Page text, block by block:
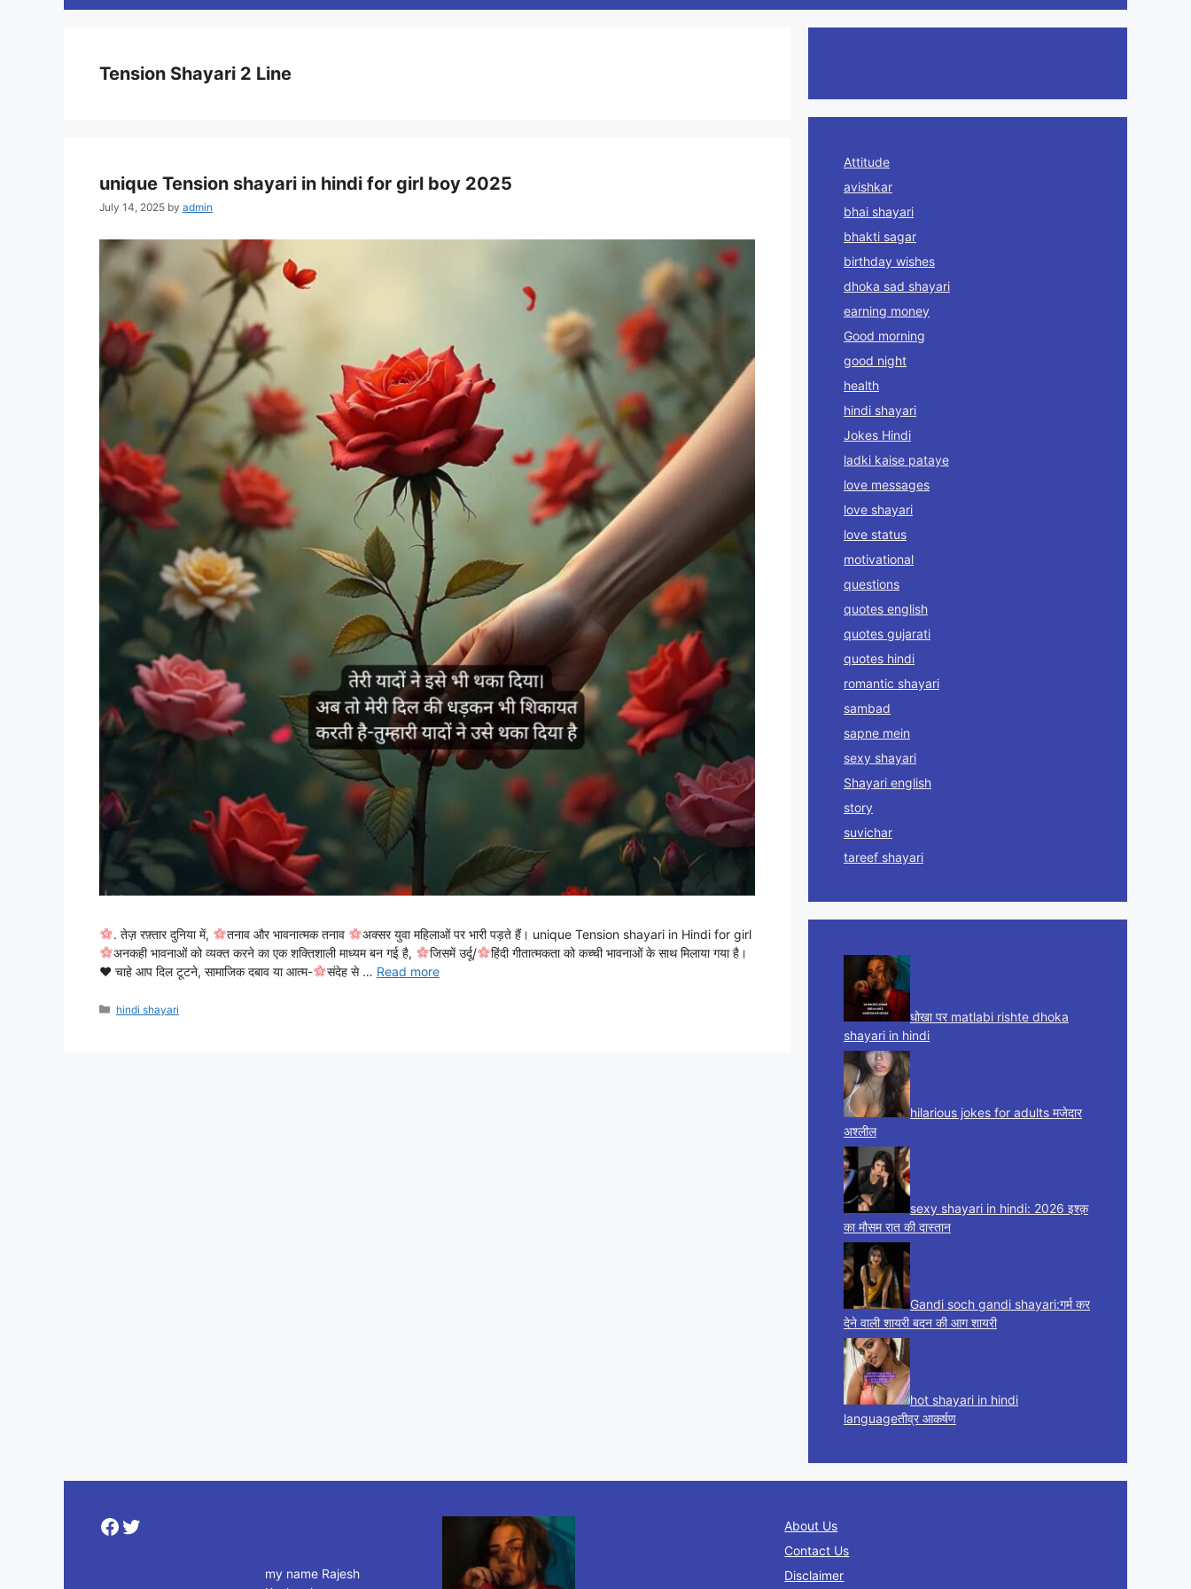
Tension Shayari 2 Line
unique Tension shayari in hindi for girl boy 2025
July 14, 2025 by admin
. तेज़ रफ़्तार दुनिया में, तनाव और भावनात्मक तनाव
अक्सर युवा महिलाओं पर भारी पड़ते हैं। unique Tension shayari in Hindi for girl
अनकही भावनाओं को व्यक्त करने का एक शक्तिशाली माध्यम बन गई है,
जिसमें उर्दू/
हिंदी गीतात्मकता को कच्ची भावनाओं के साथ मिलाया गया है।
♥️ चाहे आप दिल टूटने, सामाजिक दबाव या आत्म- संदेह से … Read more
Categories
hindi shayari
Attitude
avishkar
bhai shayari
bhakti sagar
birthday wishes
dhoka sad shayari
earning money
Good morning
good night
health
hindi shayari
Jokes Hindi
ladki kaise pataye
love messages
love shayari
love status
motivational
questions
quotes english
quotes gujarati
quotes hindi
romantic shayari
sambad
sapne mein
sexy shayari
Shayari english
story
suvichar
tareef shayari
धोखा पर matlabi rishte dhoka
shayari in hindi
hilarious jokes for adults मजेदार
अश्लील
sexy shayari in hindi: 2026 इश्क़
का मौसम रात की दास्तान
Gandi soch gandi shayari:गर्म कर
देने वाली शायरी बदन की आग शायरी
hot shayari in hindi
languageतीव्र आकर्षण
Facebook
Twitter
my name Rajesh
About Us
Contact Us
Disclaimer